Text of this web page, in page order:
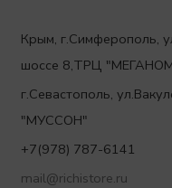
Крым, г.Симферополь,
шоссе 8,ТРЦ
г.Севастополь,
"МУССОН"
+7(978) 787-6141
mail@richistore.ru